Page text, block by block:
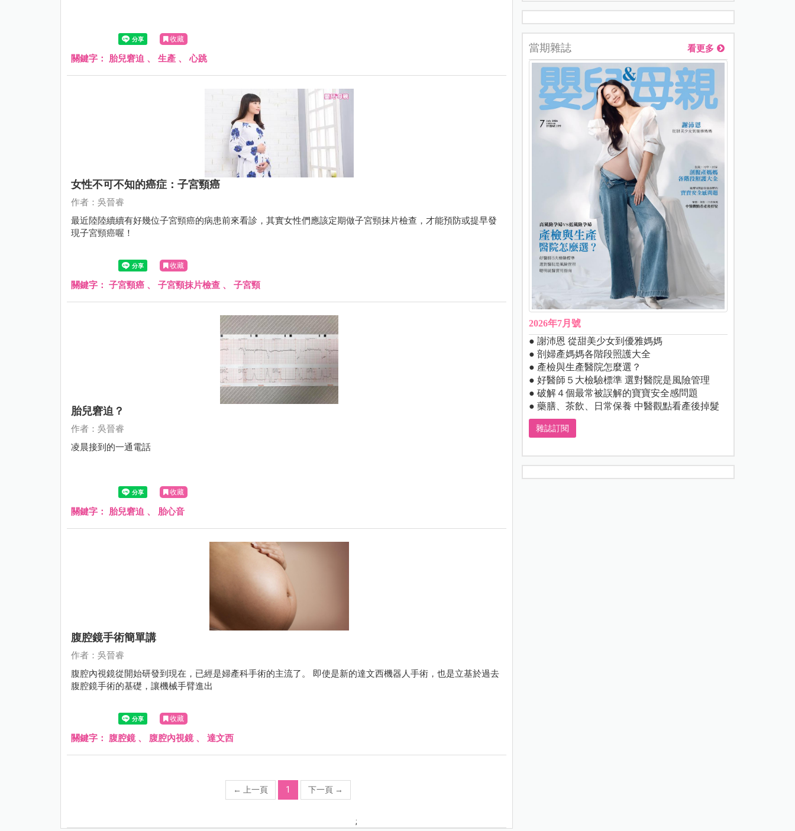
收藏
關鍵字： 胎兒窘迫 、 生產 、心跳
女性不可不知的癌症：子宮頸癌
作者：吳晉睿
最近陸陸續續有好幾位子宮頸癌的病患前來看診，其實女性們應該定期做子宮頸抹片檢查，才能預防或提早發
現子宮頸癌喔！
收藏
關鍵字： 子宮頸癌 、 子宮頸抹片檢查 、 子宮頸
胎兒窘迫？
作者：吳晉睿
凌晨接到的一通電話
收藏
關鍵字： 胎兒窘迫 、 胎心音
腹腔鏡手術簡單講
作者：吳晉睿
腹腔內視鏡從開始研發到現在，已經是婦產科手術的主流了。 即使是新的達文西機器人手術，也是立基於過去
腹腔鏡手術的基礎，讓機械手臂進出
收藏
關鍵字： 腹腔鏡、 腹腔內視鏡、 達文西
← 上一頁 1 下一頁 →
;
當期雜誌 看更多
2026年7月號
● 謝沛恩 從甜美少女到優雅媽媽
● 剖婦產媽媽各階段照護大全
● 產檢與生產醫院怎麼選？
● 好醫師５大檢驗標準 選對醫院是風險管理
● 破解４個最常被誤解的寶寶安全感問題
● 藥膳、茶飲、日常保養 中醫觀點看產後掉髮
雜誌訂閱